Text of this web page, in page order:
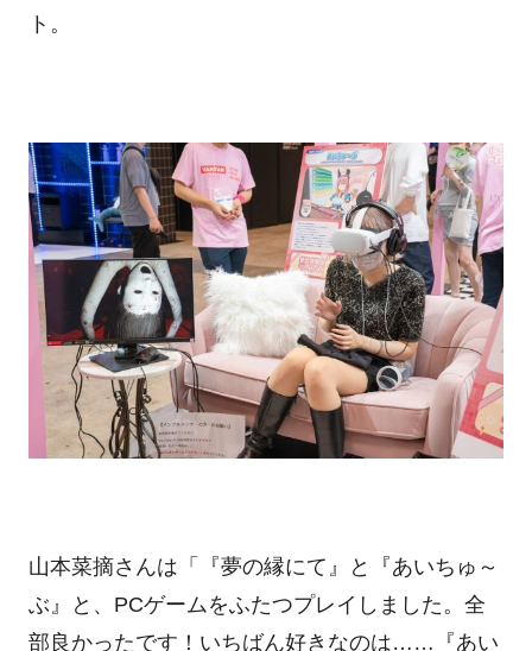
ト。
山本菜摘さんは「『夢の縁にて』と『あいちゅ～
ぶ』と、PCゲームをふたつプレイしました。全
部良かったです！いちばん好きなのは……『あい